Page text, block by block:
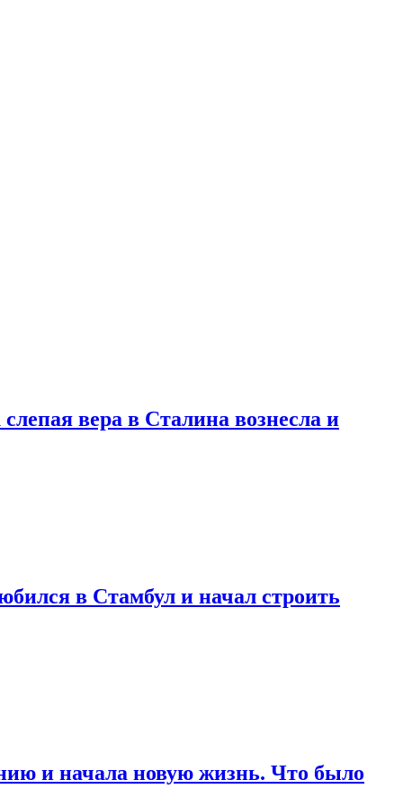
вера в Сталина вознесла и
в Стамбул и начал строить
и начала новую жизнь. Что было